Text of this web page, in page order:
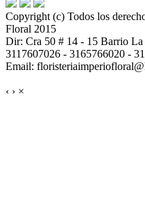
Copyright (c) Todos los
Floral 2015
Dir: Cra 50 # 14 - 15 Barrio La
3117607026 - 3165766020 -
Email:
‹ › ×